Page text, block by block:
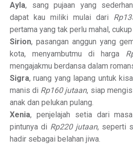
Ayla, sang pujaan yang
dapat kau miliki mulai dari
pertama yang tak perlu mahal,
Sirion, pasangan anggun yang
kota, menyambutmu di harga
mengajakmu berdansa dalam
Sigra, ruang yang lapang untuk
manis di Rp160 jutaan, siap
anak dan pelukan pulang.
Xenia, penjelajah setia dari
pintunya di Rp220 jutaan, seperti
hadir sebagai belahan jiwa.